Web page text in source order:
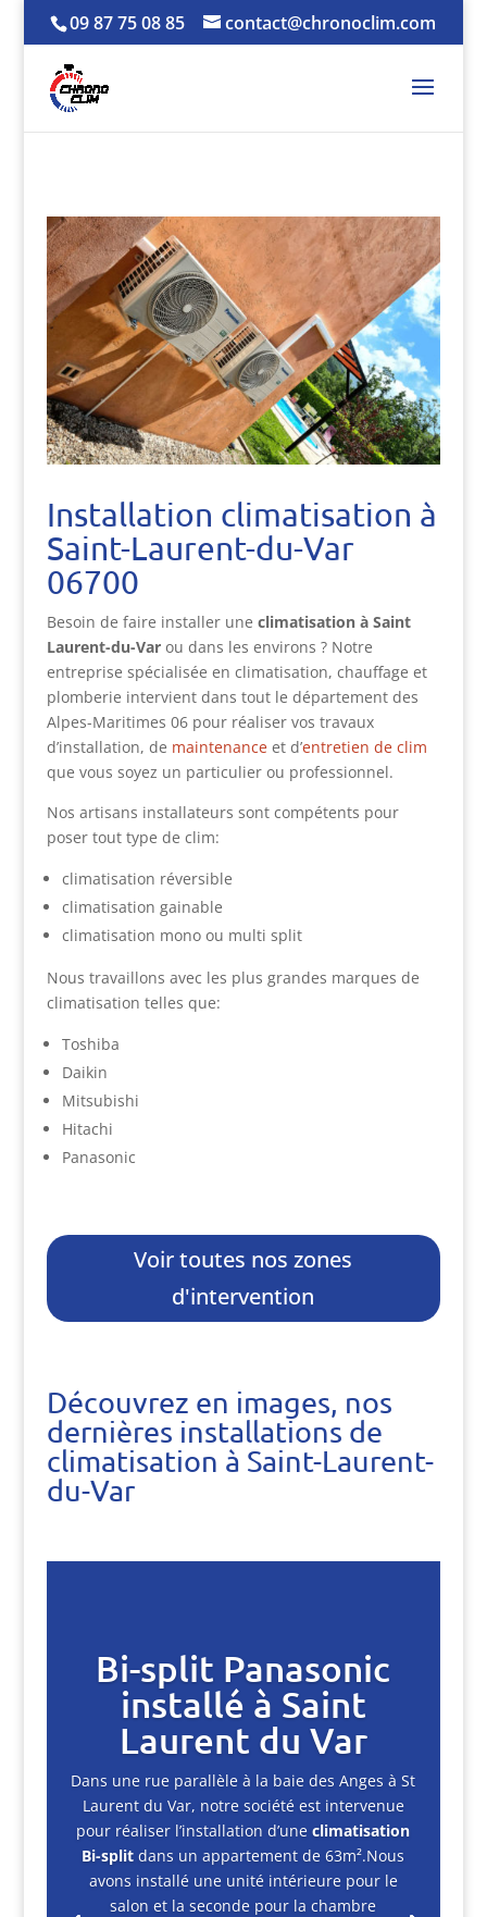
09 87 75 08 85 contact@chronoclim.com
Installation climatisation à
Saint-Laurent-du-Var
06700
Besoin de faire installer une climatisation à Saint
Laurent-du-Var ou dans les environs ? Notre
entreprise spécialisée en climatisation, chauffage et
plomberie intervient dans tout le département des
Alpes-Maritimes 06 pour réaliser vos travaux
d’installation, de maintenanceet d’entretien de clim
que vous soyez un particulier ou professionnel.
Nos artisans installateurs sont compétents pour
poser tout type de clim:
climatisation réversible
climatisation gainable
climatisation mono ou multi split
Nous travaillons avec les plus grandes marques de
climatisation telles que:
Toshiba
Daikin
Mitsubishi
Hitachi
Panasonic
Voir toutes nos zones
d'intervention
Découvrez en images, nos
dernières installations de
climatisation à Saint-Laurent-
du-Var
Bi-split Panasonic
installé à Saint
Laurent du Var
Dans une rue parallèle à la baie des Anges à St
Laurent du Var, notre société est intervenue
pour réaliser l’installation d’uneclimatisation
Bi-split dans un appartement de 63m².Nous
avons installé une unité intérieure pour le
salon et la seconde pour la chambre